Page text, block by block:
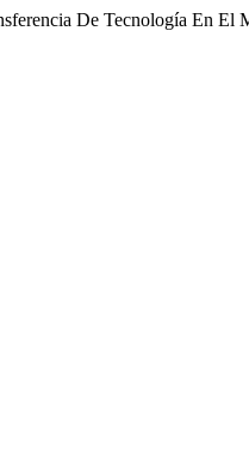
De Tecnología En El